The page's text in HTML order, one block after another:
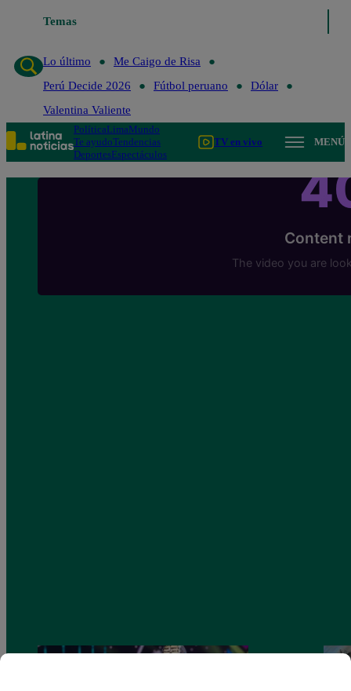
Temas
Lo último
Me Caigo de Risa
Perú Decide 2026
Fútbol peruano
Dólar
Valentina Valiente
PolíticaLimaMundo
Te ayudoTendencias
DeportesEspectáculos
TV en vivo MENÚ